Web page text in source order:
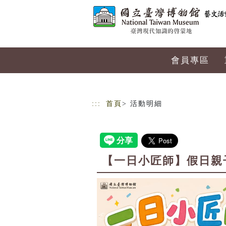
會員專區
::: 首頁 > 活動明細
【一日小匠師】假日